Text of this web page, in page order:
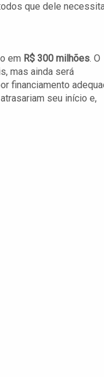
que dele
em R$ 300 milhões. O
mas ainda será
financiamento
seu início e,